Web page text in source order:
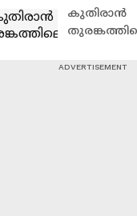
മുന്നിൽ
കുതിരാൻ